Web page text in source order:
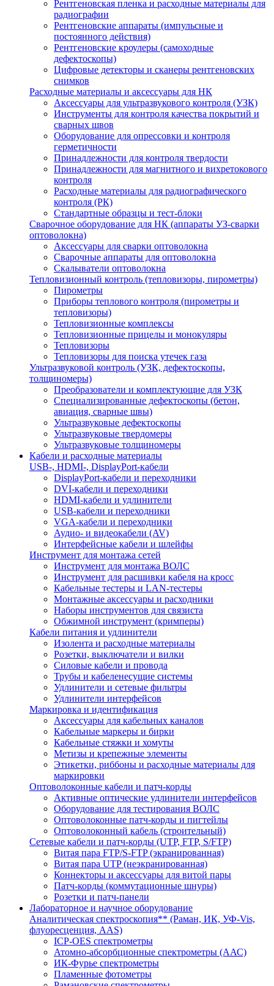
Рентгеновская пленка и расходные материалы для
радиографии
Рентгеновские аппараты (импульсные и
постоянного действия)
Рентгеновские кроулеры (самоходные
дефектоскопы)
Цифровые детекторы и сканеры рентгеновских
снимков
Расходные материалы и аксессуары для НК
Аксессуары для ультразвукового контроля (УЗК)
Инструменты для контроля качества покрытий и
сварных швов
Оборудование для опрессовки и контроля
герметичности
Принадлежности для контроля твердости
Принадлежности для магнитного и вихретокового
контроля
Расходные материалы для радиографического
контроля (РК)
Стандартные образцы и тест-блоки
Сварочное оборудование для НК (аппараты УЗ-сварки
оптоволокна)
Аксессуары для сварки оптоволокна
Сварочные аппараты для оптоволокна
Скалыватели оптоволокна
Тепловизионный контроль (тепловизоры, пирометры)
Пирометры
Приборы теплового контроля (пирометры и
тепловизоры)
Тепловизионные комплексы
Тепловизионные прицелы и монокуляры
Тепловизоры
Тепловизоры для поиска утечек газа
Ультразвуковой контроль (УЗК, дефектоскопы,
толщиномеры)
Преобразователи и комплектующие для УЗК
Специализированные дефектоскопы (бетон,
авиация, сварные швы)
Ультразвуковые дефектоскопы
Ультразвуковые твердомеры
Ультразвуковые толщиномеры
Кабели и расходные материалы
USB-, HDMI-, DisplayPort-кабели
DisplayPort-кабели и переходники
DVI-кабели и переходники
HDMI-кабели и удлинители
USB-кабели и переходники
VGA-кабели и переходники
Аудио- и видеокабели (AV)
Интерфейсные кабели и шлейфы
Инструмент для монтажа сетей
Инструмент для монтажа ВОЛС
Инструмент для расшивки кабеля на кросс
Кабельные тестеры и LAN-тестеры
Монтажные аксессуары и расходники
Наборы инструментов для связиста
Обжимной инструмент (кримперы)
Кабели питания и удлинители
Изолента и расходные материалы
Розетки, выключатели и вилки
Силовые кабели и провода
Трубы и кабеленесущие системы
Удлинители и сетевые фильтры
Удлинители интерфейсов
Маркировка и идентификация
Аксессуары для кабельных каналов
Кабельные маркеры и бирки
Кабельные стяжки и хомуты
Метизы и крепежные элементы
Этикетки, риббоны и расходные материалы для
маркировки
Оптоволоконные кабели и патч-корды
Активные оптические удлинители интерфейсов
Оборудование для тестирования ВОЛС
Оптоволоконные патч-корды и пигтейлы
Оптоволоконный кабель (строительный)
Сетевые кабели и патч-корды (UTP, FTP, S/FTP)
Витая пара FTP/S-FTP (экранированная)
Витая пара UTP (неэкранированная)
Коннекторы и аксессуары для витой пары
Патч-корды (коммутационные шнуры)
Розетки и патч-панели
Лабораторное и научное оборудование
Аналитическая спектроскопия** (Раман, ИК, УФ-Vis,
флуоресценция, AAS)
ICP-OES спектрометры
Атомно-абсорбционные спектрометры (ААС)
ИК-Фурье спектрометры
Пламенные фотометры